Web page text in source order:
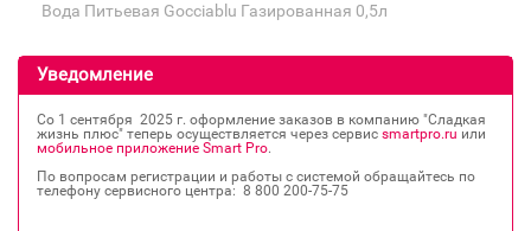
Вода Питьевая Gocciablu Газированная 0,5л
Уведомление
Со 1 сентября 2025 г. оформление заказов в компанию "Сладкая
жизнь плюс" теперь осуществляется через сервис smartpro.ru или
мобильное приложение Smart Pro.
По вопросам регистрации и работы с системой обращайтесь по
телефону сервисного центра: 8 800 200‐75‐75